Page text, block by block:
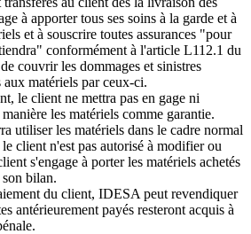
à apporter tous ses soins à la garde et à
et à souscrire toutes assurances "pour
conformément à l'article L112.1 du
couvrir les dommages et sinistres
aux matériels par ceux-ci.
le client ne mettra pas en gage ni
les matériels comme garantie.
utiliser les matériels dans le cadre normal
client n'est pas autorisé à modifier ou
s'engage à porter les matériels achetés
bilan.
du client, IDESA peut revendiquer
antérieurement payés resteront acquis à